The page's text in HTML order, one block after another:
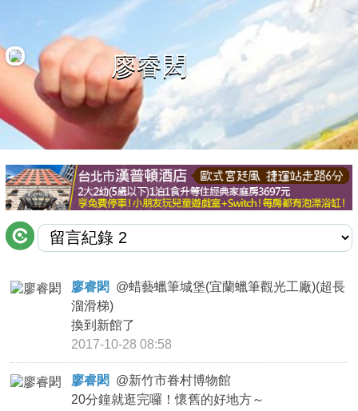
最新留言
商家合作
推薦景點
討論區
聯絡我們
APP下載
廖睿閎
廖睿閎 @蜡藝蠟筆城堡(宜蘭蠟筆觀光工廠)(超長
溜滑梯)
換到新館了
2017-10-28 08:58
廖睿閎 @新竹市眷村博物館
20分鐘就逛完囉！懷舊的好地方～